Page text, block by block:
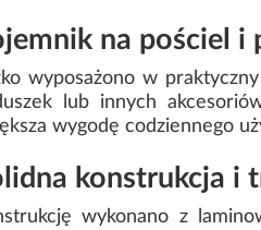
na pościel i
wyposażono w
lub innych
wygodę codziennego
konstrukcja i
wykonano z